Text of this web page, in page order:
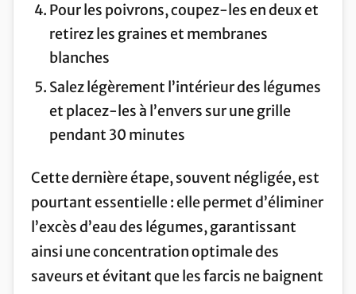
Pour les poivrons, coupez-les en deux et
retirez les graines et membranes
blanches
Salez légèrement l’intérieur des légumes
et placez-les à l’envers sur une grille
pendant 30 minutes
Cette dernière étape, souvent négligée, est
pourtant essentielle : elle permet d’éliminer
l’excès d’eau des légumes, garantissant
ainsi une concentration optimale des
saveurs et évitant que les farcis ne baignent